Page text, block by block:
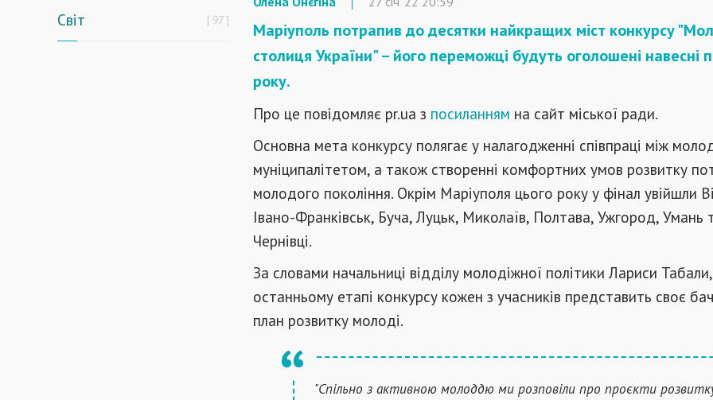
Світ 97
Маріуполь потрапив до десятки найкращих міст конкурсу
столиця України" – його переможці будуть оголошені навесні
року.
Про це повідомляє pr.ua з посиланням на сайт міської ради.
Основна мета конкурсу полягає у налагодженні співпраці між
муніципалітетом, а також створенні комфортних умов розвитку
молодого покоління. Окрім Маріуполя цього року у фінал увійшли
Івано-Франківськ, Буча, Луцьк, Миколаїв, Полтава, Ужгород, Умань
Чернівці.
За словами начальниці відділу молодіжної політики Лариси
останньому етапі конкурсу кожен з учасників представить своє
план розвитку молоді.
"Спільно з активною молоддю ми розповіли про проєкти